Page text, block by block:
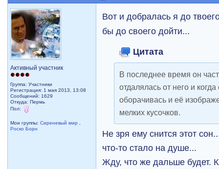
Активный участник
Группа: Участники
Регистрация: 1 мая 2013, 13:08
Сообщений: 1629
Откуда: Пермь
Пол:
Мои группы:Сиреневый мир ,
Роско Борн
Вот и добралась я до
бы до своего дойти...
Цитата
В последнее время он
отдалялась от него и
оборачивась и её
мелких кусочков.
Не зря ему снится этот
что-то стало на душе...
Жду, что же дальше будет.